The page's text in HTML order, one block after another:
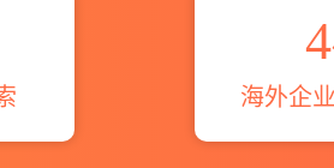
4
海外企